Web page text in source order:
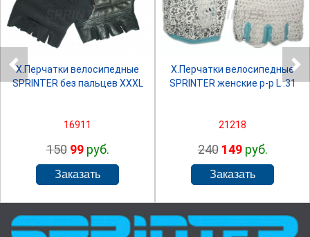
SPRINTER
Х.Перчатки велосипедные
SPRINTER без пальцев XXXL
16911
150 99руб.
SPRINTER
Х.Перчатки велосипедные
SPRINTER женские р-р L :31
21218
240 149руб.